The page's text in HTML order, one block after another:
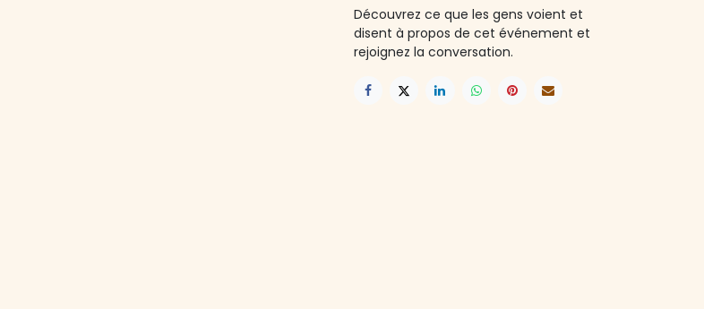
Découvrez ce que les gens voient et
disent à propos de cet événement et
rejoignez la conversation.